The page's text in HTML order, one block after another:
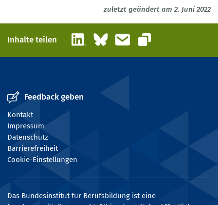
zuletzt geändert am 2. Juni 2022
Inhalte teilen LinkedInBlueskyE-Mail
Link kopieren
Feedback geben
Kontakt
Impressum
Datenschutz
Barrierefreiheit
Cookie-Einstellungen
Das Bundesinstitut für Berufsbildung ist eine